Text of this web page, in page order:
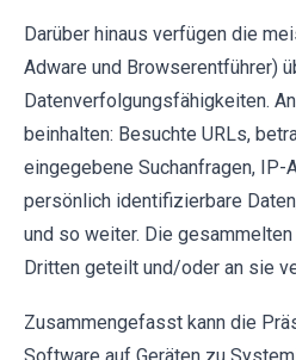
Darüber hinaus verfügen die
Adware und Browserentführer)
Datenverfolgungsfähigkeiten.
beinhalten: Besuchte URLs,
eingegebene Suchanfragen,
persönlich identifizierbare
und so weiter. Die
Dritten geteilt und/oder an sie
Zusammengefasst kann die
Software auf Geräten zu